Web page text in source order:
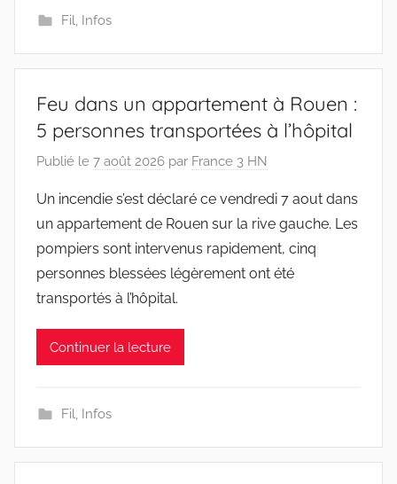
Fil Infos
Feu dans un appartement à Rouen :
5 personnes transportées à l’hôpital
Publié le 7 août 2026 par France 3 HN
Un incendie s’est déclaré ce vendredi 7 aout dans
un appartement de Rouen sur la rive gauche. Les
pompiers sont intervenus rapidement, cinq
personnes blessées légèrement ont été
transportés à l’hôpital.
Continuer la lecture
Fil, Infos